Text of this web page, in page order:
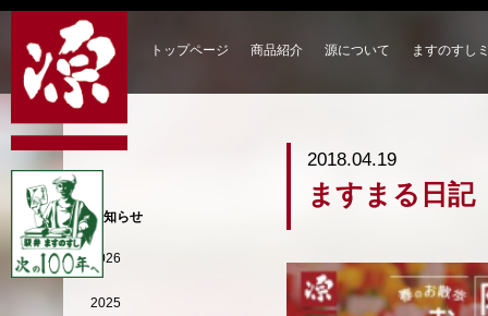
トップページ 商品紹介 源について ますのすし
2018.04.19
ますまる日
お知らせ
2026
2025